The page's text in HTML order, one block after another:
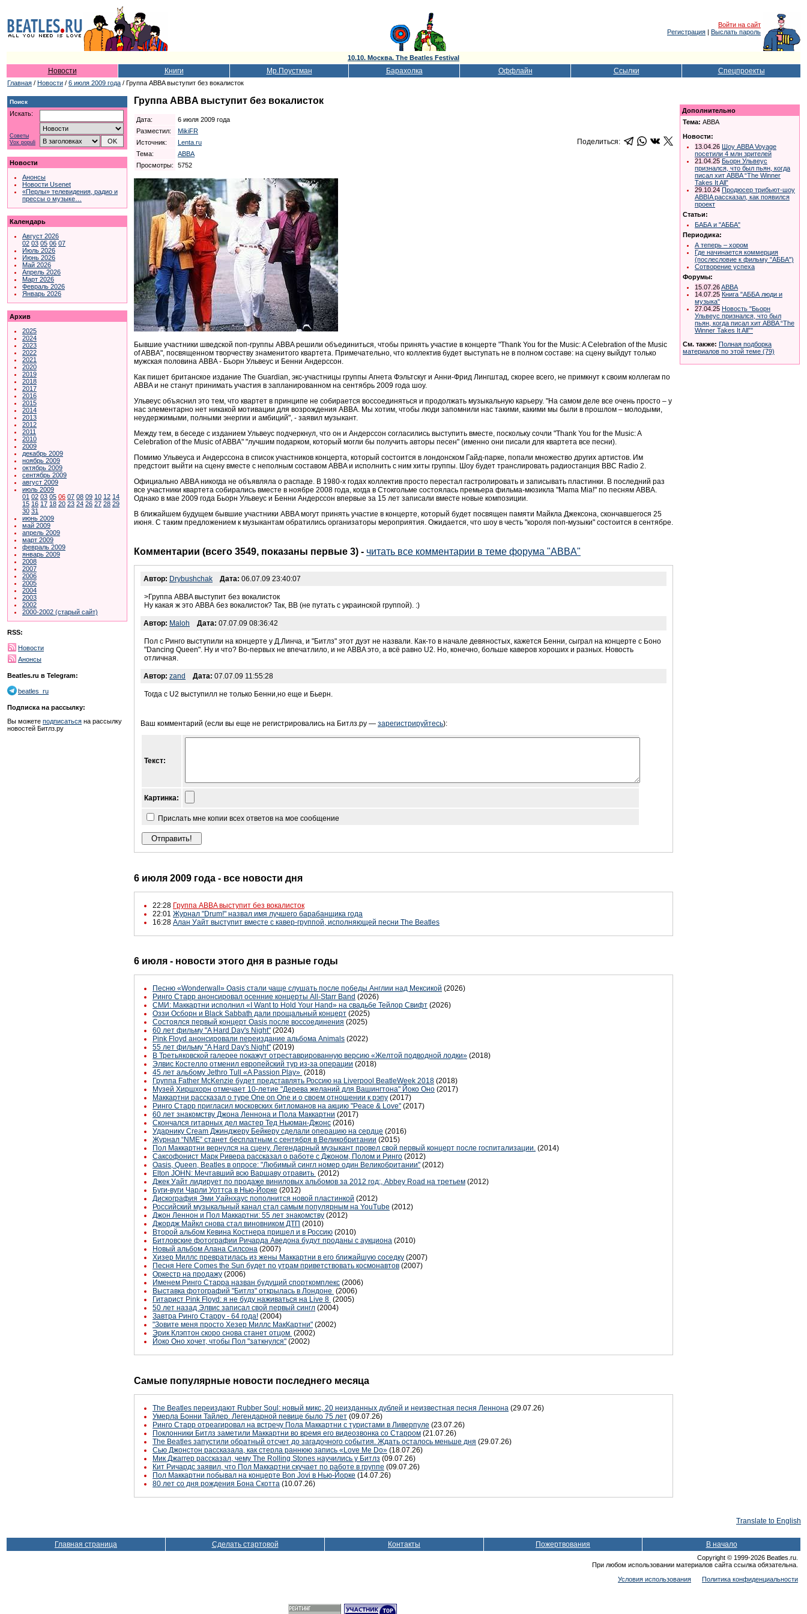
Войти на сайт
Регистрация | Выслать пароль
10.10. Москва. The Beatles Festival
Новости Книги Мр.Поустман Барахолка Оффлайн Ссылки Спецпроекты
Главная / Новости / 6 июля 2009 года / Группа ABBA выступит без вокалисток
Поиск
Искать:
Советы
Vox populi
Новости
Анонсы
Новости Usenet
«Перлы» телевидения, радио и
прессы о музыке…
Календарь
Август 2026
02 03 05 06 07
Июль 2026
Июнь 2026
Май 2026
Апрель 2026
Март 2026
Февраль 2026
Январь 2026
Архив
2025
2024
2023
2022
2021
2020
2019
2018
2017
2016
2015
2014
2013
2012
2011
2010
2009
декабрь 2009
ноябрь 2009
октябрь 2009
сентябрь 2009
август 2009
июль 2009
01 02 03 05 06 07 08 09 10 12 14
15 16 17 18 20 23 24 26 27 28 29
30 31
июнь 2009
май 2009
апрель 2009
март 2009
февраль 2009
январь 2009
2008
2007
2006
2005
2004
2003
2002
2000-2002 (старый сайт)
RSS:
Новости
Анонсы
Beatles.ru в Telegram:
beatles_ru
Подписка на рассылку:
Вы можете подписаться на рассылку
новостей Битлз.ру
Группа ABBA выступит без вокалисток
Дата:
6 июля 2009 года
Разместил:
MikiFR
Источник:
Lenta.ru
Тема:
ABBA
Просмотры:
5752
Поделиться:
Бывшие участники шведской поп-группы ABBA решили объединиться, чтобы принять участие в концерте "Thank You for the Music: A Celebration of the Music
of ABBA", посвященном творчеству знаменитого квартета. Примечательно, что коллектив будет выступать не в полном составе: на сцену выйдут только
мужская половина ABBA - Бьорн Ульвеус и Бенни Андерссон.
Как пишет британское издание The Guardian, экс-участницы группы Агнета Фэльтскуг и Анни-Фрид Лингштад, скорее всего, не примкнут к своим коллегам по
ABBA и не станут принимать участия в запланированном на сентябрь 2009 года шоу.
Ульвеус объяснил это тем, что квартет в принципе не собирается воссоединяться и продолжать музыкальную карьеру. "На самом деле все очень просто – у
нас элементарно нет никакой мотивации для возрождения ABBA. Мы хотим, чтобы люди запомнили нас такими, какими мы были в прошлом – молодыми,
неудержимыми, полными энергии и амбиций", - заявил музыкант.
Между тем, в беседе с изданием Ульвеус подчеркнул, что он и Андерссон согласились выступить вместе, поскольку сочли "Thank You for the Music: A
Celebration of the Music of ABBA" "лучшим подарком, который могли бы получить авторы песен" (именно они писали для квартета все песни).
Помимо Ульвеуса и Андерссона в список участников концерта, который состоится в лондонском Гайд-парке, попали множество других артистов. Им
предстоит выйти на сцену вместе с неполным составом ABBA и исполнить с ним хиты группы. Шоу будет транслировать радиостанция BBC Radio 2.
Официально ABBA никогда не объявляла о распаде. В 1980-х годах коллектив просто перестал гастролировать и записывать пластинки. В последний раз
все участники квартета собирались вместе в ноябре 2008 года, когда в Стокгольме состоялась премьера фильма-мюзикла "Mama Mia!" по песням ABBA.
Однако в мае 2009 года Бьорн Ульвеус и Бенни Андерссон впервые за 15 лет записали вместе новые композиции.
В ближайшем будущем бывшие участники ABBA могут принять участие в концерте, который будет посвящен памяти Майкла Джексона, скончавшегося 25
июня. С таким предложением к музыкантам обратились организаторы мероприятия. Ожидается, что шоу в честь "короля поп-музыки" состоится в сентябре.
Комментарии (всего 3549, показаны первые 3) - читать все комментарии в теме форума "ABBA"
Автор: Drybushchak Дата: 06.07.09 23:40:07
>Группа ABBA выступит без вокалисток
Ну какая ж это АВВА без вокалисток? Так, ВВ (не путать с украинской группой). :)
Автор: Maloh Дата: 07.07.09 08:36:42
Пол с Ринго выступили на концерте у Д.Линча, и "Битлз" этот дуэт не назвали. Как-то в начале девяностых, кажется Бенни, сыграл на концерте с Боно
"Dancing Queen". Ну и что? Во-первых не впечатлило, и не ABBA это, а всё равно U2. Но, конечно, больше каверов хороших и разных. Новость
отличная.
Автор: zand Дата: 07.07.09 11:55:28
Тогда с U2 выступилл не только Бенни,но еще и Бьерн.
Ваш комментарий (если вы еще не регистрировались на Битлз.ру — зарегистрируйтесь):
Текст:
Картинка:
Прислать мне копии всех ответов на мое сообщение
6 июля 2009 года - все новости дня
22:28 Группа ABBA выступит без вокалисток
22:01 Журнал "Drum!" назвал имя лучшего барабанщика года
16:28 Алан Уайт выступит вместе с кавер-группой, исполняющей песни The Beatles
6 июля - новости этого дня в разные годы
Песню «Wonderwall» Oasis стали чаще слушать после победы Англии над Мексикой (2026)
Ринго Старр анонсировал осенние концерты All-Starr Band (2026)
СМИ: Маккартни исполнил «I Want to Hold Your Hand» на свадьбе Тейлор Свифт (2026)
Оззи Осборн и Black Sabbath дали прощальный концерт (2025)
Состоялся первый концерт Oasis после воссоединения (2025)
60 лет фильму "A Hard Day's Night" (2024)
Pink Floyd анонсировали переиздание альбома Animals (2022)
55 лет фильму "A Hard Day's Night" (2019)
В Третьяковской галерее покажут отреставрированную версию «Желтой подводной лодки» (2018)
Элвис Костелло отменил европейский тур из-за операции (2018)
45 лет альбому Jethro Tull «A Passion Play» (2018)
Группа Father McKenzie будет представлять Россию на Liverpool BeatleWeek 2018 (2018)
Музей Хиршхорн отмечает 10-летие "Дерева желаний для Вашингтона" Йоко Оно (2017)
Маккартни рассказал о туре One on One и о своем отношении к рэпу (2017)
Ринго Старр пригласил московских битломанов на акцию "Peace & Love" (2017)
60 лет знакомству Джона Леннона и Пола Маккартни (2017)
Скончался гитарных дел мастер Тед Ньюман-Джонс (2016)
Ударнику Cream Джинджеру Бейкеру сделали операцию на сердце (2016)
Журнал “NME” станет бесплатным с сентября в Великобритании (2015)
Пол Маккартни вернулся на сцену. Легендарный музыкант провел свой первый концерт после госпитализации. (2014)
Саксофонист Марк Ривера рассказал о работе с Джоном, Полом и Ринго (2012)
Oasis, Queen, Beatles в опросе: "Любимый сингл номер один Великобритании" (2012)
Elton JOHN: Мечтавший всю Варшаву отравить (2012)
Джек Уайт лидирует по продаже виниловых альбомов за 2012 год;, Abbey Road на третьем (2012)
Буги-вуги Чарли Уоттса в Нью-Йорке (2012)
Дискография Эми Уайнхаус пополнится новой пластинкой (2012)
Российский музыкальный канал стал самым популярным на YouTube (2012)
Джон Леннон и Пол Маккартни: 55 лет знакомству (2012)
Джордж Майкл снова стал виновником ДТП (2010)
Второй альбом Кевина Костнера пришел и в Россию (2010)
Битловские фотографии Ричарда Аведона будут проданы с аукциона (2010)
Новый альбом Алана Силсона (2007)
Хизер Миллс превратилась из жены Маккартни в его ближайшую соседку (2007)
Песня Here Comes the Sun будет по утрам приветствовать космонавтов (2007)
Оркестр на продажу (2006)
Именем Ринго Старра назван будущий спорткомплекс (2006)
Выставка фотографий "Битлз" открылась в Лондоне (2006)
Гитарист Pink Floyd: я не буду наживаться на Live 8 (2005)
50 лет назад Элвис записал свой первый сингл (2004)
Завтра Ринго Старру - 64 года! (2004)
"Зовите меня просто Хезер Миллс МакКартни" (2002)
Эрик Клэптон скоро снова станет отцом (2002)
Йоко Оно хочет, чтобы Пол "заткнулся" (2002)
Самые популярные новости последнего месяца
The Beatles переиздают Rubber Soul: новый микс, 20 неизданных дублей и неизвестная песня Леннона (29.07.26)
Умерла Бонни Тайлер. Легендарной певице было 75 лет (09.07.26)
Ринго Старр отреагировал на встречу Пола Маккартни с туристами в Ливерпуле (23.07.26)
Поклонники Битлз заметили Маккартни во время его видеозвонка со Старром (21.07.26)
The Beatles запустили обратный отсчет до загадочного события. Ждать осталось меньше дня (29.07.26)
Сью Джонстон рассказала, как стерла раннюю запись «Love Me Do» (18.07.26)
Мик Джаггер рассказал, чему The Rolling Stones научились у Битлз (09.07.26)
Кит Ричардс заявил, что Пол Маккартни скучает по работе в группе (09.07.26)
Пол Маккартни побывал на концерте Bon Jovi в Нью-Йорке (14.07.26)
80 лет со дня рождения Бона Скотта (10.07.26)
Дополнительно
Тема: ABBA
Новости:
13.04.26 Шоу ABBA Voyage
посетили 4 млн зрителей
21.04.25 Бьорн Ульвеус
признался, что был пьян, когда
писал хит ABBA “The Winner
Takes It All”
29.10.24 Продюсер трибьют-шоу
ABBIA рассказал, как появился
проект
Статьи:
БАБА и "АББА"
Периодика:
А теперь – хором
Где начинается коммерция
(послесловие к фильму "АББА")
Сотворение успеха
Форумы:
15.07.26ABBA
14.07.25 Книга "АББА люди и
музыка"
27.04.25 Новость "Бьорн
Ульвеус признался, что был
пьян, когда писал хит ABBA “The
Winner Takes It All”"
См. также: Полная подборка
материалов по этой теме (79)
Translate to English
Главная страница Сделать стартовой Контакты Пожертвования В начало
Copyright © 1999-2026 Beatles.ru.
При любом использовании материалов сайта ссылка обязательна.
Условия использования
Политика конфиденциальности